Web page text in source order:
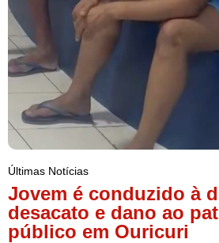
Últimas Notícias
Jovem é conduzido à
desacato e dano ao
público em Ouricuri